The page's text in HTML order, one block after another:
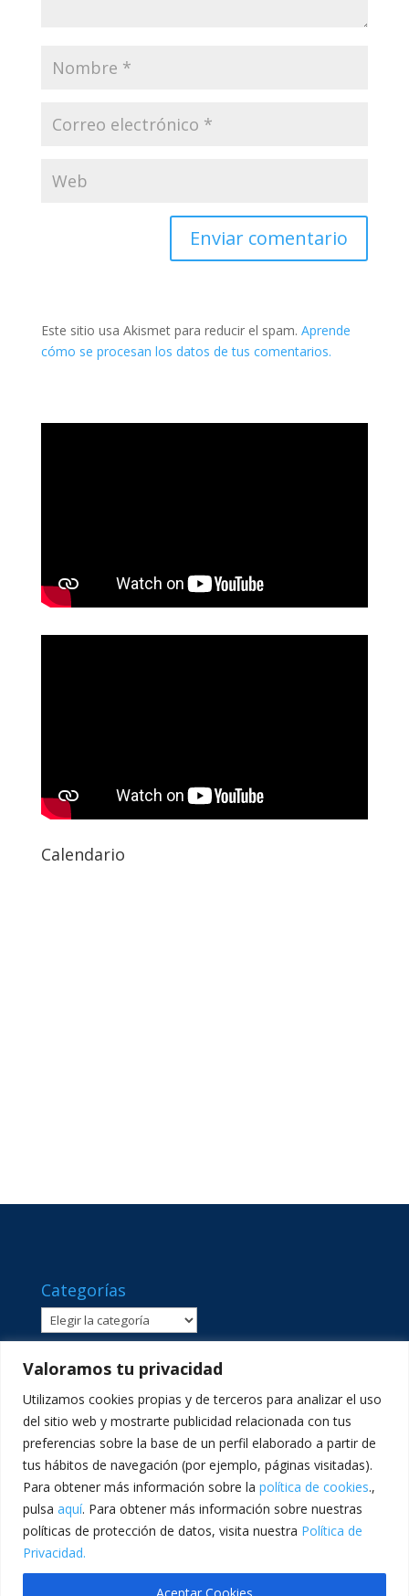
Valoramos tu privacidad
Utilizamos cookies propias y de terceros para analizar el uso
del sitio web y mostrarte publicidad relacionada con tus
preferencias sobre la base de un perfil elaborado a partir de
tus hábitos de navegación (por ejemplo, páginas visitadas).
Para obtener más información sobre la política de cookies.,
pulsa aquí. Para obtener más información sobre nuestras
políticas de protección de datos, visita nuestra Política de
Privacidad.
Aceptar Cookies
Este sitio usa Akismet para reducir el spam. Aprende
cómo se procesan los datos de tus comentarios.
Calendario
Categorías
Categorías
C/ Sant Lluís Beltrán, 8 · 46980 · Paterna, València ·
Telf: 961365540 · comunicacion@lasallevp.es